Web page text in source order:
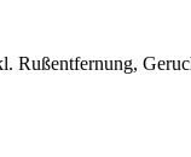
Rußentfernung,